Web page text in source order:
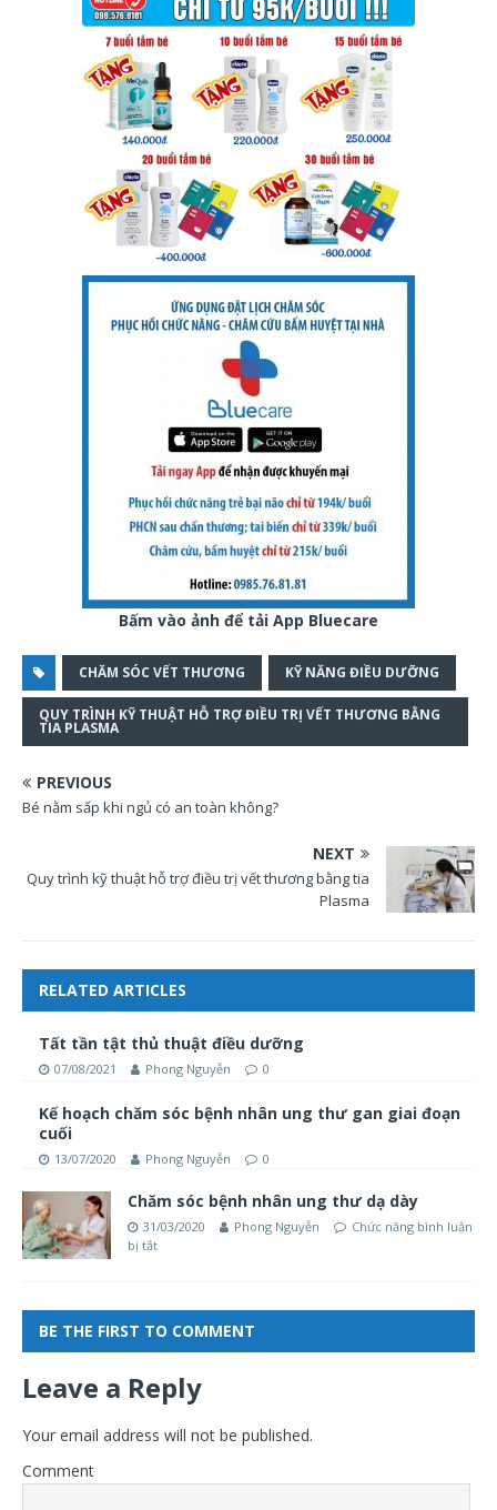
Bấm vào ảnh để tải App Bluecare
CHĂM SÓC VẾT THƯƠNG KỸ NĂNG ĐIỀU DƯỠNG
QUY TRÌNH KỸ THUẬT HỖ TRỢ ĐIỀU TRỊ VẾT THƯƠNG BẰNG
TIA PLASMA
PREVIOUS
Bé nằm sấp khi ngủ có an toàn không?
NEXT
Quy trình kỹ thuật hỗ trợ điều trị vết thương bằng tia
Plasma
RELATED ARTICLES
Tất tần tật thủ thuật điều dưỡng
07/08/2021 Phong Nguyễn 0
Kế hoạch chăm sóc bệnh nhân ung thư gan giai đoạn
cuối
13/07/2020 Phong Nguyễn 0
Chăm sóc bệnh nhân ung thư dạ dày
31/03/2020 Phong Nguyễn
Chức năng bình luận
bị tắt
BE THE FIRST TO COMMENT
Leave a Reply
Your email address will not be published.
Comment